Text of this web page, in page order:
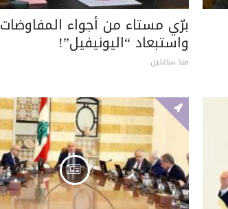
برّي مستاء من أجواء المفاوضات
واستبعاد “اليونيفيل”!
منذ ساعتين